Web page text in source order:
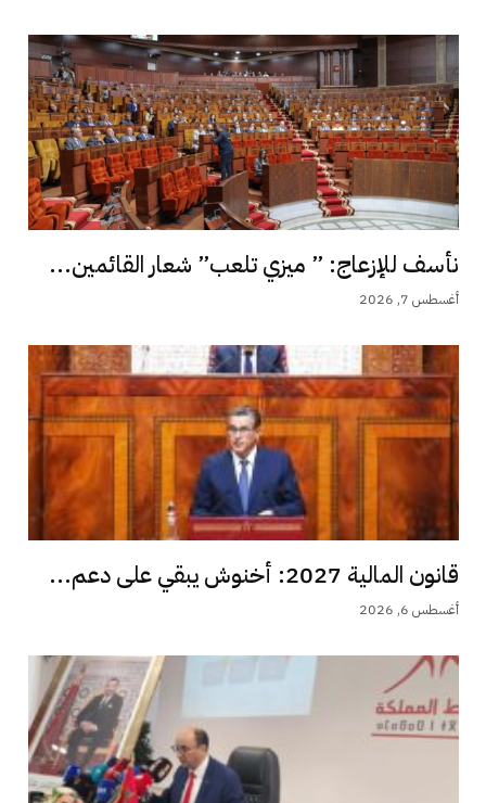
نأسف للإزعاج: ” ميزي تلعب” شعار القائمين...
أغسطس 7, 2026
قانون المالية 2027: أخنوش يبقي على دعم...
أغسطس 6, 2026